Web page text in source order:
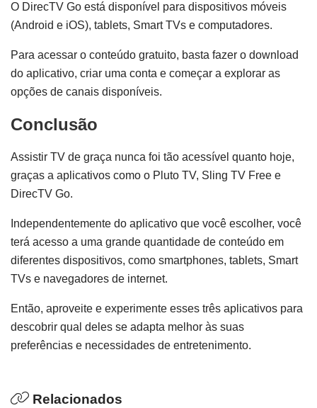
O DirecTV Go está disponível para dispositivos móveis
(Android e iOS), tablets, Smart TVs e computadores.
Para acessar o conteúdo gratuito, basta fazer o download
do aplicativo, criar uma conta e começar a explorar as
opções de canais disponíveis.
Conclusão
Assistir TV de graça nunca foi tão acessível quanto hoje,
graças a aplicativos como o Pluto TV, Sling TV Free e
DirecTV Go.
Independentemente do aplicativo que você escolher, você
terá acesso a uma grande quantidade de conteúdo em
diferentes dispositivos, como smartphones, tablets, Smart
TVs e navegadores de internet.
Então, aproveite e experimente esses três aplicativos para
descobrir qual deles se adapta melhor às suas
preferências e necessidades de entretenimento.
Relacionados